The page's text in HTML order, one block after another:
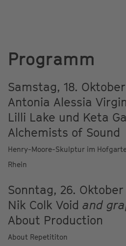
Programm
Samstag, 18.
Antonia Alessia
Lilli Lake und Keta
Alchemists of Sound
Henry-Moore-Skulptur im
Rhein
Sonntag, 26. Oktober
Nik Colk Void and
About Production
About Repetititon